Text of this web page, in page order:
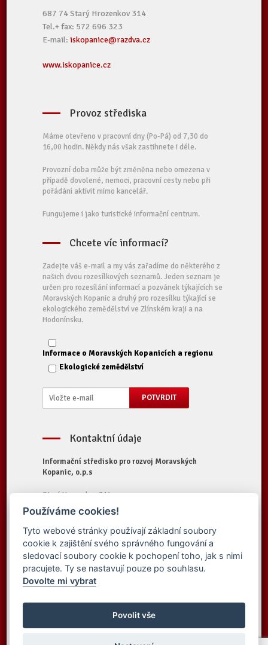
687 74 Starý Hrozenkov 314
Tel.+ fax: 572 696 323
E-mail:iskopanice@razdva.cz
www.iskopanice.cz
Provoz střediska
Máme otevřeno v pracovní dny (Po-Pá) od 7,30 do
16,00 hodin. Někdy nás však zastihnete i déle.
Provozní doba může být změněna nebo omezena v
případě dovolené, nemoci, pracovní cesty nebo při
pořádání aktivit mimo kancelář.
Fungujeme i jako turistické informační centrum.
Chcete víc informací?
Zadejte váš e-mail a my vás zařadíme do některého z
našich dvou rozesílkových seznamů. Jeden seznam je
určen pro rozesílání informací a pozvánek týkajících se
Moravských Kopanic a druhý pro rozesílku týkající se
ekologického zemědělství ve Zlínském kraji a na
Hodonínsku.
Informace o Moravských Kopanicích a regionu
Ekologické zemědělství
Kontaktní údaje
Informační středisko pro rozvoj Moravských
Kopanic, o.p.s
Starý Hrozenkov 314
687 74 Starý Hrozenkov
Tel.:+420 572 696 323
E-mail:
iskopanice@iskopanice.cz
Web:https://www.iskopanice.cz
© 2016 Informační středisko pro rozvoj
Moravských Kopanic, o.p.s. - Všechna práva
Vytvořilo studio
Používáme cookies!
Tyto webové stránky používají základní soubory
cookie k zajištění svého správného fungování a
sledovací soubory cookie k pochopení toho, jak s nimi
pracujete. Ty se nastavují pouze po souhlasu.
Dovolte mi vybrat
Povolit vše